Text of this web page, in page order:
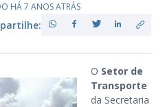
HÁ 7 ANOS ATRÁS
O Setor de
Transporte
da Secretaria